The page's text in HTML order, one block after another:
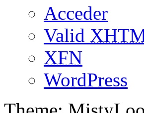
Acceder
Valid
XFN
WordPress